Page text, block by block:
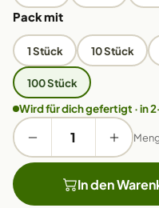
Pack mit
1 Stück 10 Stück
100 Stück
Wird für dich gefertigt · in
In den